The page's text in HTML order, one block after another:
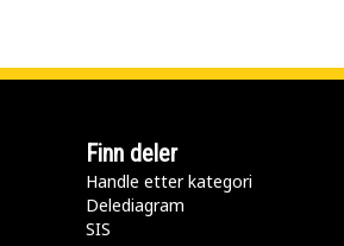
Finn deler
Handle etter kategori
Delediagram
SIS